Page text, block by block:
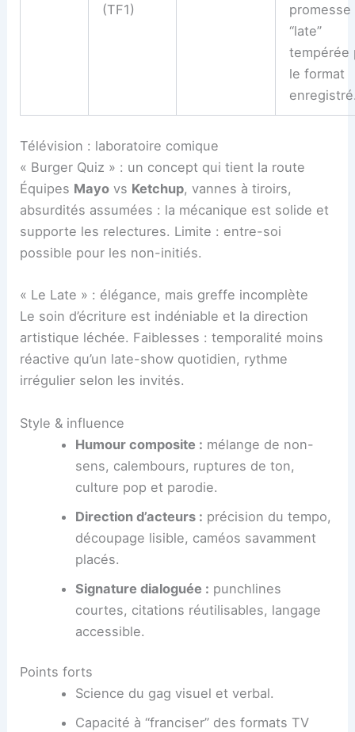
(TF1)
promesse
“late”
tempérée
le format
Télévision : laboratoire comique
« Burger Quiz » : un concept qui tient la route
Équipes Mayo vs Ketchup, vannes à tiroirs,
absurdités assumées : la mécanique est solide et
supporte les relectures. Limite : entre-soi
possible pour les non-initiés.
« Le Late » : élégance, mais greffe incomplète
Le soin d’écriture est indéniable et la direction
artistique léchée. Faiblesses : temporalité moins
réactive qu’un late-show quotidien, rythme
irrégulier selon les invités.
Style & influence
Humour composite : mélange de non-
sens, calembours, ruptures de ton,
culture pop et parodie.
Direction d’acteurs : précision du tempo,
découpage lisible, caméos savamment
placés.
Signature dialoguée : punchlines
courtes, citations réutilisables, langage
accessible.
Points forts
Science du gag visuel et verbal.
Capacité à “franciser” des formats TV